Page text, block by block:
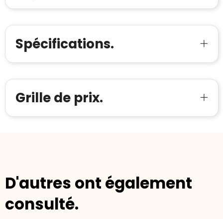
Spécifications.
Grille de prix.
D'autres ont également
consulté.